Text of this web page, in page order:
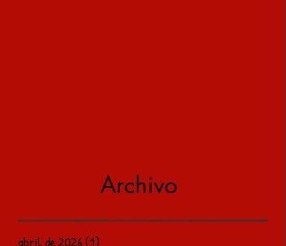
Archivo
abril de 2026(1)